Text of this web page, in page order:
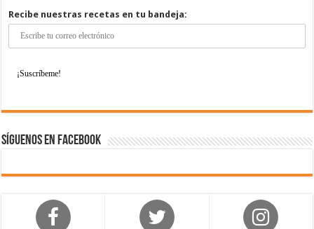
Recibe nuestras recetas en tu bandeja:
Síguenos en Facebook